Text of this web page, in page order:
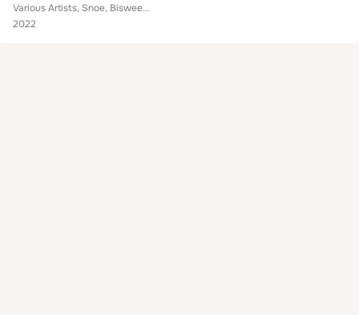
Various Artists, Snoe, Bisweed, Тощи Так-то, Blasta, Ezor, q100, Outselect, Champion Sound, PRAISE JAH SOUND, Коля Маню, Nikola ...
2022